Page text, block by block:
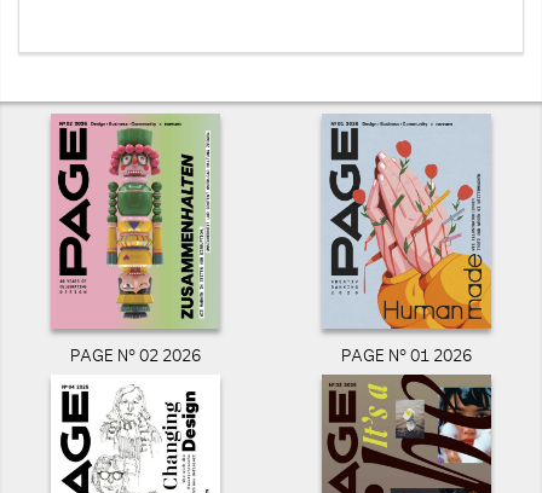
PAGE N° 02 2026 PAGE N° 01 2026